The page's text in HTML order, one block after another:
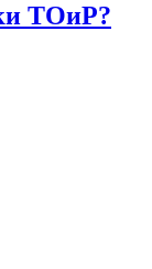
ТОиР?